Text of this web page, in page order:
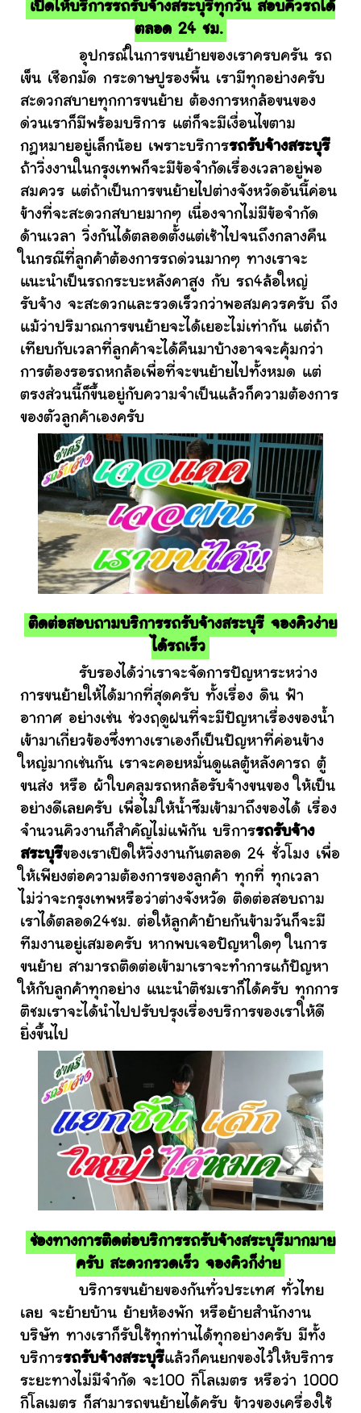
เปิดให้บริการรถรับจ้างสระบุรีทุกวัน สอบคิวรถได้
ตลอด 24 ชม.
อุปกรณ์ในการขนย้ายของเราครบครัน รถ
เข็น เชือกมัด กระดาษปูรองพื้น เรามีทุกอย่างครับ
สะดวกสบายทุกการขนย้าย ต้องการหกล้อขนของ
ด่วนเราก็มีพร้อมบริการ แต่ก็จะมีเงื่อนไขตาม
กฎหมายอยู่เล็กน้อย เพราะบริการรถรับจ้างสระบุรี
ถ้าวิ่งงานในกรุงเทพก็จะมีข้อจำกัดเรื่องเวลาอยู่พอ
สมควร แต่ถ้าเป็นการขนย้ายไปต่างจังหวัดอันนี้ค่อน
ข้างที่จะสะดวกสบายมากๆ เนื่องจากไม่มีข้อจำกัด
ด้านเวลา วิ่งกันได้ตลอดตั้งแต่เช้าไปจนถึงกลางคืน
ในกรณีที่ลูกค้าต้องการรถด่วนมากๆ ทางเราจะ
แนะนำเป็นรถกระบะหลังคาสูง กับ รถ4ล้อใหญ่
รับจ้าง จะสะดวกและรวดเร็วกว่าพอสมควรครับ ถึง
แม้ว่าปริมาณการขนย้ายจะได้เยอะไม่เท่ากัน แต่ถ้า
เทียบกับเวลาที่ลูกค้าจะได้คืนมาบ้างอาจจะคุ้มกว่า
การต้องรอรถหกล้อเพื่อที่จะขนย้ายไปทั้งหมด แต่
ตรงส่วนนี้ก็ขึ้นอยู่กับความจำเป็นแล้วก็ความต้องการ
ของตัวลูกค้าเองครับ
ติดต่อสอบถามบริการรถรับจ้างสระบุรี จองคิวง่าย
ได้รถเร็ว
รับรองได้ว่าเราจะจัดการปัญหาระหว่าง
การขนย้ายให้ได้มากที่สุดครับ ทั้งเรื่อง ดิน ฟ้า
อากาศ อย่างเช่น ช่วงฤดูฝนที่จะมีปัญหาเรื่องของน้ำ
เข้ามาเกี่ยวข้องซึ่งทางเราเองก็เป็นปัญหาที่ค่อนข้าง
ใหญ่มากเช่นกัน เราจะคอยหมั่นดูแลตู้หลังคารถ ตู้
ขนส่ง หรือ ผ้าใบคลุมรถหกล้อรับจ้างขนของ ให้เป็น
อย่างดีเลยครับ เพื่อไม่ให้น้ำซึมเข้ามาถึงของได้ เรื่อง
จำนวนคิวงานก็สำคัญไม่แพ้กัน บริการรถรับจ้าง
สระบุรีของเราเปิดให้วิ่งงานกันตลอด 24 ชั่วโมง เพื่อ
ให้เพียงต่อความต้องการของลูกค้า ทุกที่ ทุกเวลา
ไม่ว่าจะกรุงเทพหรือว่าต่างจังหวัด ติดต่อสอบถาม
เราได้ตลอด24ชม. ต่อให้ลูกค้าย้ายกันข้ามวันก็จะมี
ทีมงานอยู่เสมอครับ หากพบเจอปัญหาใดๆ ในการ
ขนย้าย สามารถติดต่อเข้ามาเราจะทำการแก้ปัญหา
ให้กับลูกค้าทุกอย่าง แนะนำติชมเราก็ได้ครับ ทุกการ
ติชมเราจะได้นำไปปรับปรุงเรื่องบริการของเราให้ดี
ยิ่งขึ้นไป
ช่องทางการติดต่อบริการรถรับจ้างสระบุรีมากมาย
ครับ สะดวกรวดเร็ว จองคิวก็ง่าย
บริการขนย้ายของกันทั่วประเทศ ทั่วไทย
เลย จะย้ายบ้าน ย้ายห้องพัก หรือย้ายสำนักงาน
บริษัท ทางเราก็รับใช้ทุกท่านได้ทุกอย่างครับ มีทั้ง
บริการรถรับจ้างสระบุรีแล้วก็คนยกของไว้ให้บริการ
ระยะทางไม่มีจำกัด จะ100 กิโลเมตร หรือว่า 1000
กิโลเมตร ก็สามารถขนย้ายได้ครับ ข้าวของเครื่องใช้